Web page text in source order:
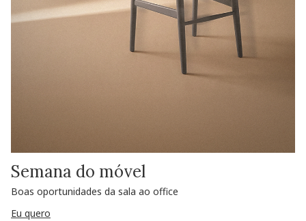
Semana do móvel
Boas oportunidades da sala ao office
Eu quero